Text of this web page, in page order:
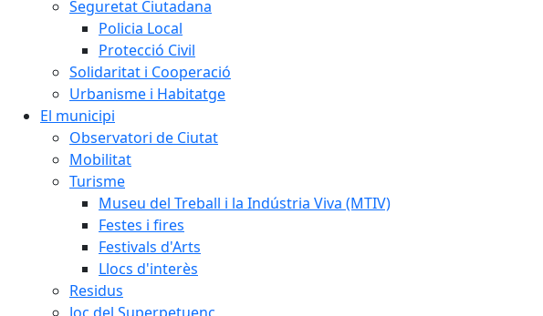
Seguretat Ciutadana
Policia Local
Protecció Civil
Solidaritat i Cooperació
Urbanisme i Habitatge
El municipi
Observatori de Ciutat
Mobilitat
Turisme
Museu del Treball i la Indústria Viva (MTIV)
Festes i fires
Festivals d'Arts
Llocs d'interès
Residus